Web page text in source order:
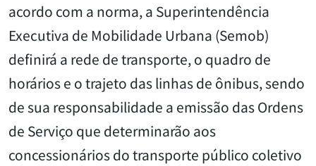
acordo com a norma, a Superintendência
Executiva de Mobilidade Urbana (Semob)
definirá a rede de transporte, o quadro de
horários e o trajeto das linhas de ônibus, sendo
de sua responsabilidade a emissão das Ordens
de Serviço que determinarão aos
concessionários do transporte público coletivo